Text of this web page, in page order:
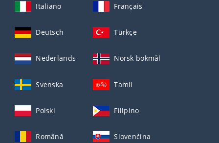
Italiano Français
Deutsch Türkçe
Nederlands Norsk bokmål
Svenska Tamil
Polski Filipino
Română Slovenčina